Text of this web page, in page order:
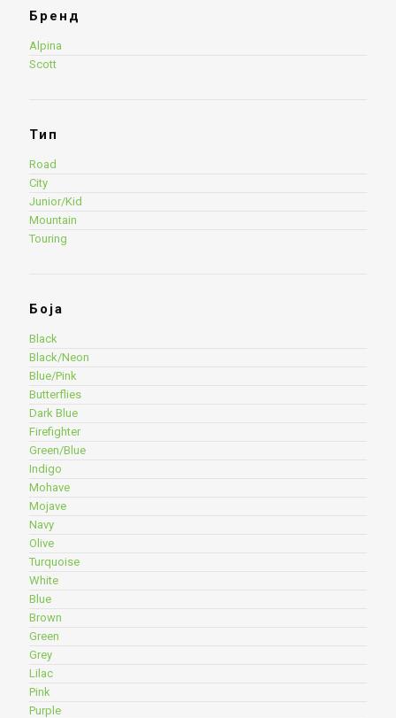
Бренд
Alpina
Scott
Тип
Road
City
Junior/Kid
Mountain
Touring
Боја
Black
Black/Neon
Blue/Pink
Butterflies
Dark Blue
Firefighter
Green/Blue
Indigo
Mohave
Mojave
Navy
Olive
Turquoise
White
Blue
Brown
Green
Grey
Lilac
Pink
Purple